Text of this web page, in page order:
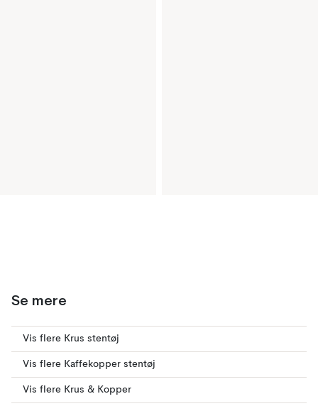
Se mere
Vis flere Krus stentøj
Vis flere Kaffekopper stentøj
Vis flere Krus & Kopper